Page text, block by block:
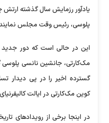
یادآور رزمایش سال گذشته ارتش
پلوسی، رئیس وقت مجلس
این در حالی است که دور جدید
مک‌کارتی، جانشین نانسی
گسترده اخیر را در پی دیدار
کوین مک‌کارتی در ایالت کالیفرنیای
در اینجا برخی از رویدادهای